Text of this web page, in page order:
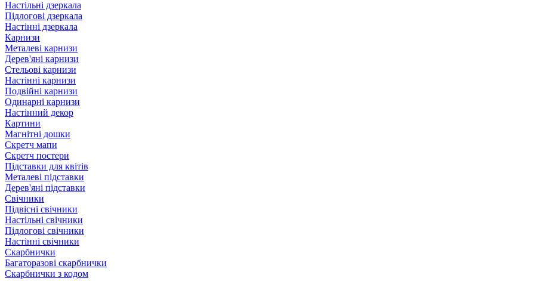
Настільні дзеркала
Підлогові дзеркала
Настінні дзеркала
Карнизи
Металеві карнизи
Дерев'яні карнизи
Стельові карнизи
Настінні карнизи
Подвійні карнизи
Одинарні карнизи
Настінний декор
Картини
Магнітні дошки
Скретч мапи
Скретч постери
Підставки для квітів
Металеві підставки
Дерев'яні підставки
Свічники
Підвісні свічники
Настільні свічники
Підлогові свічники
Настінні свічники
Скарбнички
Багаторазові скарбнички
Скарбнички з кодом